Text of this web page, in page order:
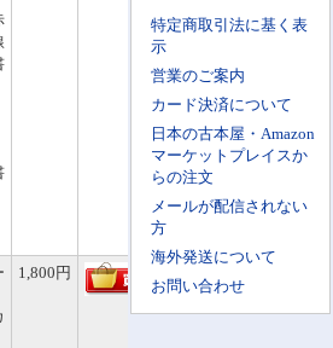
特定商取引法に基く表
示
営業のご案内
カード決済について
日本の古本屋・Amazon
マーケットプレイスか
らの注文
メールが配信されない
方
海外発送について
お問い合わせ
1,800円